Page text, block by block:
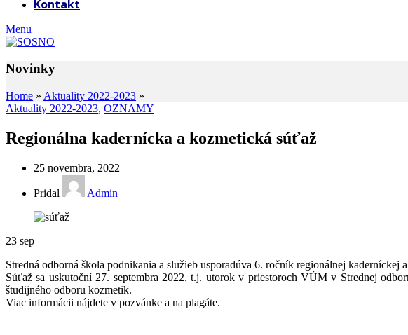
Kontakt
Menu
Novinky
Home » Aktuality 2022-2023 »
Aktuality 2022-2023, OZNAMY
Regionálna kadernícka a kozmetická súťaž
25 novembra, 2022
Pridal Admin
23 sep
Stredná odborná škola podnikania a služieb usporadúva 6. ročník regionálnej kaderníckej
Súťaž sa uskutoční 27. septembra 2022, t.j. utorok v priestoroch VÚM v Strednej
študijného odboru kozmetik.
Viac informácii nájdete v pozvánke a na plagáte.